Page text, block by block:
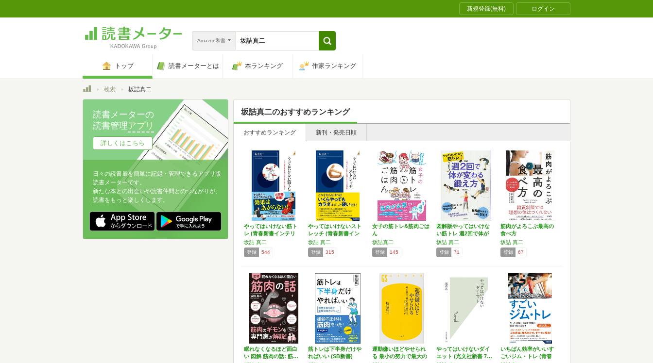
新規登録(無料) ログイン
Amazon和書
トップ 読書メーターとは 本ランキング 作家ランキング
トップ検索 坂詰真二
坂詰真二のおすすめランキング
おすすめランキング 新刊・発売日順
やってはいけない筋ト
レ (青春新書インテリ
ジ…
坂詰 真二
登録 544
やってはいけないスト
レッチ (青春新書イン
テ…
坂詰 真二
登録 315
女子の筋トレ&筋肉ごは
ん
坂詰真二
登録 145
図解版やってはいけな
い筋トレ 週2回で体が
変…
坂詰 真二
登録 71
筋肉がよろこぶ最高の
食べ方
坂詰 真二
登録 67
眠れなくなるほど面白
い 図解 筋肉の話: 筋…
筋トレは下半身だけや
ればいい (SB新書)
運動嫌いほどやせられ
る 最小の努力で最大の
やってはいけないダイ
エット (光文社新書 7…
いちばん効率がいいす
ごいジム・トレ (青春
読書メーターの
読書管理アプリ
詳しくはこちら
日々の読書量を簡単に記録・管理できるアプリ版
読書メーターです。
新たな本との出会いや読書仲間とのつながりが、
読書をもっと楽しくします。